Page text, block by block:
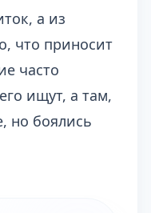
а из
что приносит
часто
ищут, а там,
но боялись